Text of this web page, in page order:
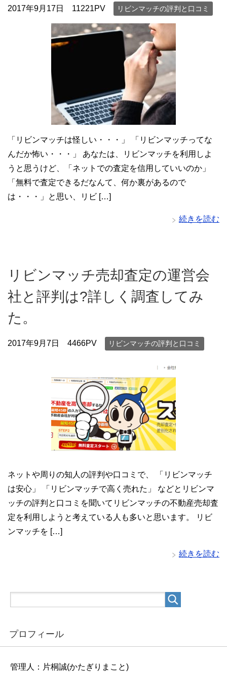
2017年9月17日 11221PV リビンマッチの評判と口コミ
「リビンマッチは怪しい・・・」 「リビンマッチってな
んだか怖い・・・」 あなたは、リビンマッチを利用しよ
うと思うけど、「ネットでの査定を信用していいのか」
「無料で査定できるだなんて、何か裏があるので
は・・・」と思い、リビ […]
続きを読む
リビンマッチ売却査定の運営会
社と評判は?詳しく調査してみ
た。
2017年9月7日 4466PV リビンマッチの評判と口コミ
ネットや周りの知人の評判や口コミで、 「リビンマッチ
は安心」 「リビンマッチで高く売れた」 などとリビンマ
ッチの評判と口コミを聞いてリビンマッチの不動産売却査
定を利用しようと考えている人も多いと思います。 リビ
ンマッチを […]
続きを読む
プロフィール
管理人：片桐誠(かたぎりまこと)